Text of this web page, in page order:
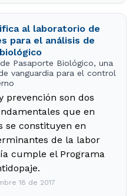
al laboratorio de
para el análisis de
Pasaporte Biológico, una
vanguardia para el control
prevención son dos
que en
se constituyen en
de la labor
cumple el Programa
18 de 2017